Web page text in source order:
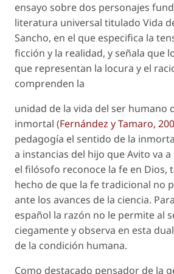
ensayo sobre dos personajes
literatura universal titulado Vida
Sancho, en el que especifica la
ficción y la realidad, y señala que
que representan la locura y el
comprenden la
unidad de la vida del ser humano
inmortal (Fernández y Tamaro,
pedagogía el sentido de la
a instancias del hijo que Avito va
el filósofo reconoce la fe en Dios,
hecho de que la fe tradicional no
ante los avances de la ciencia.
español la razón no le permite al
ciegamente y observa en esta
de la condición humana.
Como destacado pensador de la